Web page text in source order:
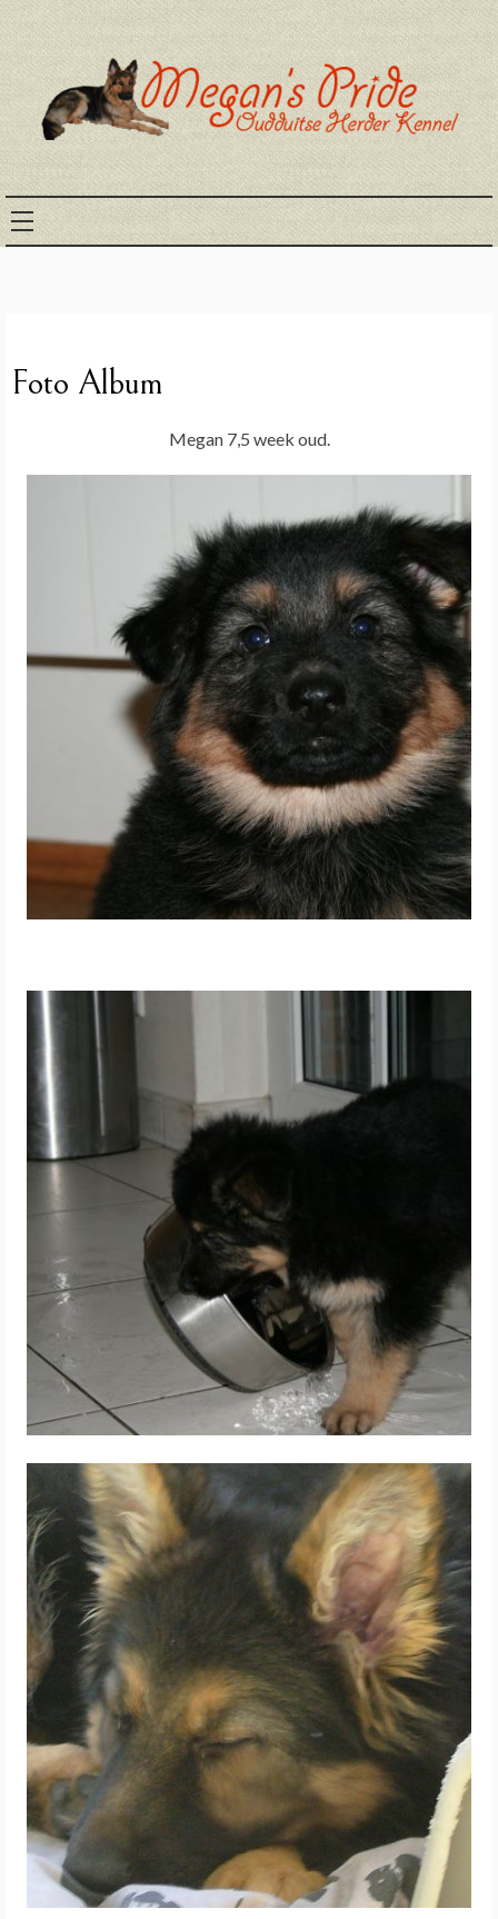
Ga
naar
de
inhoud
Megans pride
Foto Album
Megan 7,5 week oud.